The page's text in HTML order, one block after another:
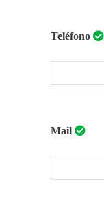
Teléfono
Mail